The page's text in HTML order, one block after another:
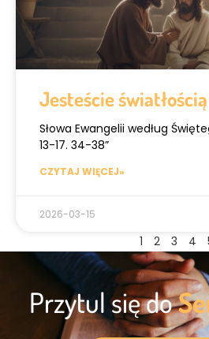
Jesteście
Słowa Ewangelii według
13-17. 34-38”
CZYTAJ WIĘCEJ»
2026-03-15
1 2 3 4
Przytul się do